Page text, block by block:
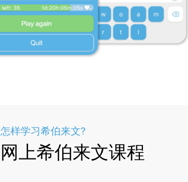
怎样学习希伯来文?
网上希伯来文课程